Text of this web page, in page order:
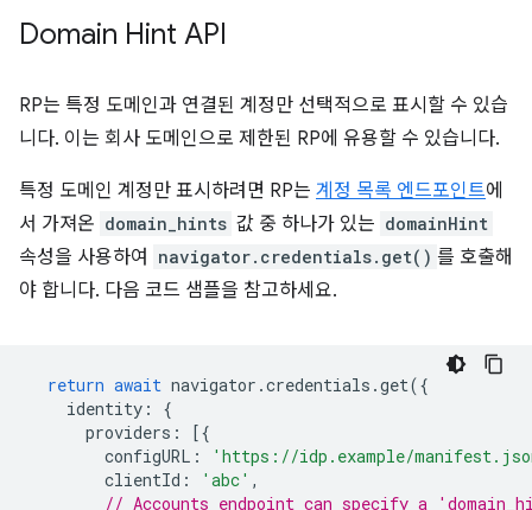
Domain Hint API
RP는 특정 도메인과 연결된 계정만 선택적으로 표시할 수 있습
니다. 이는 회사 도메인으로 제한된 RP에 유용할 수 있습니다.
특정 도메인 계정만 표시하려면 RP는 계정 목록 엔드포인트에
서 가져온 domain_hints 값 중 하나가 있는 domainHint
속성을 사용하여 navigator.credentials.get() 를 호출해
야 합니다. 다음 코드 샘플을 참고하세요.
return await navigator .credentials .get({
identity :
{
providers :
[{
configURL :
'https://idp.example/
clientId : 'abc' ,
// Accounts endpoint can specify a